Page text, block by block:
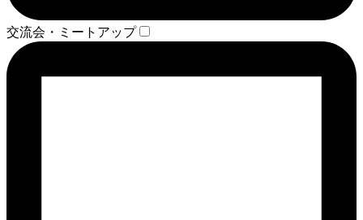
交流会・ミートアップ